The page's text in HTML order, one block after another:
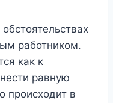
работником.
как к
равную
происходит в